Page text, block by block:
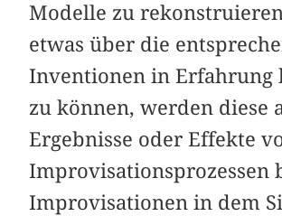
Modelle zu
etwas über die
Inventionen in Erfahrung
zu können, werden diese
Ergebnisse oder Effekte
Improvisationsprozessen
Improvisationen in dem